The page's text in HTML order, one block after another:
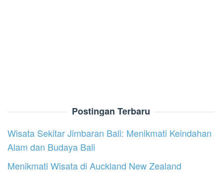
Postingan Terbaru
Wisata Sekitar Jimbaran Bali: Menikmati Keindahan
Alam dan Budaya Bali
Menikmati Wisata di Auckland New Zealand